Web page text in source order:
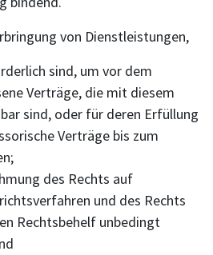
von Dienstleistungen,
sind, um vor dem
Verträge, die mit diesem
sind, oder für deren Erfüllung
Verträge bis zum
des Rechts auf
und des Rechts
Rechtsbehelf unbedingt